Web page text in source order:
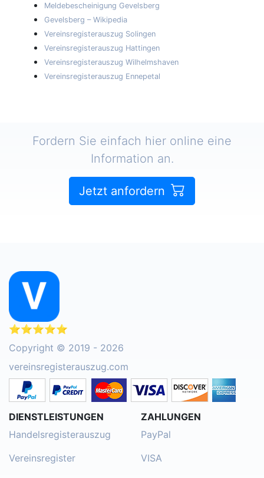
Meldebescheinigung Gevelsberg
Gevelsberg – Wikipedia
Vereinsregisterauszug Solingen
Vereinsregisterauszug Hattingen
Vereinsregisterauszug Wilhelmshaven
Vereinsregisterauszug Ennepetal
Fordern Sie einfach hier online eine
Information an.
Jetzt anfordern
⭐⭐⭐⭐⭐
Copyright © 2019 - 2026
vereinsregisterauszug.com
DIENSTLEISTUNGEN
Handelsregisterauszug
Vereinsregister
ZAHLUNGEN
PayPal
VISA